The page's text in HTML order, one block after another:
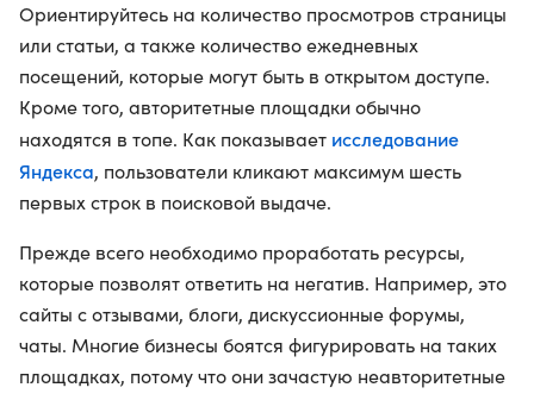
Ориентируйтесь на количество просмотров страницы
или статьи, а также количество ежедневных
посещений, которые могут быть в открытом доступе.
Кроме того, авторитетные площадки обычно
находятся в топе. Как показывает исследование
Яндекса, пользователи кликают максимум шесть
первых строк в поисковой выдаче.
Прежде всего необходимо проработать ресурсы,
которые позволят ответить на негатив. Например, это
сайты с отзывами, блоги, дискуссионные форумы,
чаты. Многие бизнесы боятся фигурировать на таких
площадках, потому что они зачастую неавторитетные